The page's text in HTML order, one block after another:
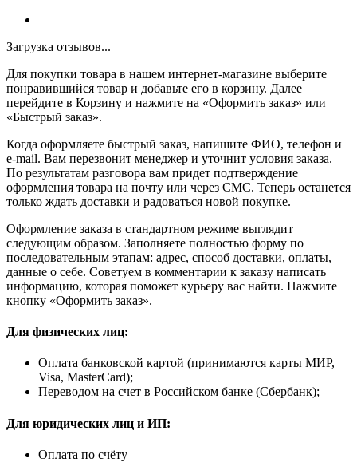
Загрузка отзывов...
Для покупки товара в нашем интернет-магазине выберите
понравившийся товар и добавьте его в корзину. Далее
перейдите в Корзину и нажмите на «Оформить заказ» или
«Быстрый заказ».
Когда оформляете быстрый заказ, напишите ФИО, телефон и
e-mail. Вам перезвонит менеджер и уточнит условия заказа.
По результатам разговора вам придет подтверждение
оформления товара на почту или через СМС. Теперь останется
только ждать доставки и радоваться новой покупке.
Оформление заказа в стандартном режиме выглядит
следующим образом. Заполняете полностью форму по
последовательным этапам: адрес, способ доставки, оплаты,
данные о себе. Советуем в комментарии к заказу написать
информацию, которая поможет курьеру вас найти. Нажмите
кнопку «Оформить заказ».
Для физических лиц:
Оплата банковской картой (принимаются карты МИР,
Visa, MasterCard);
Переводом на счет в Российском банке (Сбербанк);
Для юридических лиц и ИП:
Оплата по счёту